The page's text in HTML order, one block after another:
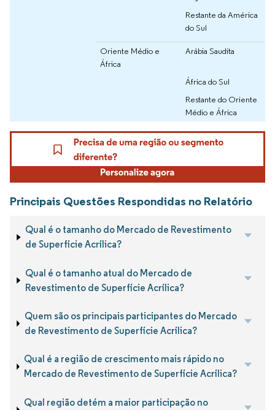
Restante da América
do Sul
Oriente Médio e
África
Arábia Saudita
África do Sul
Restante do Oriente
Médio e África
Principais Questões Respondidas no Relatório
Qual é o tamanho do Mercado de Revestimento
de Superfície Acrílica?
Qual é o tamanho atual do Mercado de
Revestimento de Superfície Acrílica?
Quem são os principais participantes do Mercado
de Revestimento de Superfície Acrílica?
Qual é a região de crescimento mais rápido no
Mercado de Revestimento de Superfície Acrílica?
Qual região detém a maior participação no